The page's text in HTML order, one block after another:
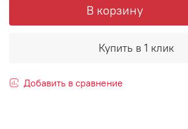
В корзину
Купить в 1 клик
Добавить в сравнение